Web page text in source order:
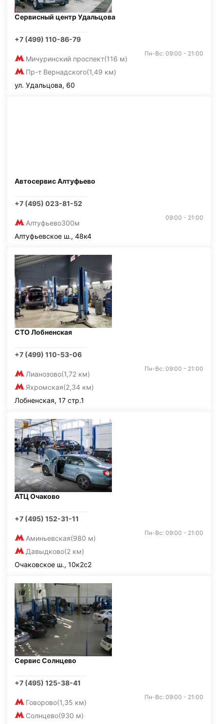
Сервисный центр Удальцова
+7 (499) 110-86-79
Мичуринский проспект(116 м)
Пр-т Вернадского(1,49 км)
Пн-Вс: 09:00 - 21:00
ул. Удальцова, 60
Автосервис Алтуфьево
+7 (495) 023-81-52
Алтуфьево300м
09:00 - 21:00
Алтуфьевское ш., 48к4
СТО Лобненская
+7 (499) 110-53-06
Лианозово(1,72 км)
Яхромская(2,34 км)
Пн-Вс: 09:00 - 21:00
Лобненская, 17 стр.1
АТЦ Очаково
+7 (495) 152-31-11
Аминьевская(980 м)
Давыдково(2 км)
Пн-Вс: 09:00 - 21:00
Очаковское ш., 10к2с2
Сервис Солнцево
+7 (495) 125-38-41
Говорово(1,35 км)
Солнцево(930 м)
Пн-Вс: 09:00 - 21:00